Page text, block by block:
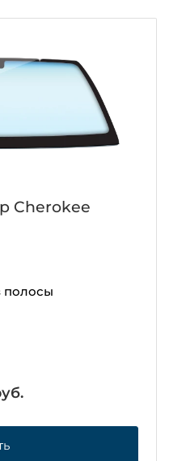
Cherokee
полосы